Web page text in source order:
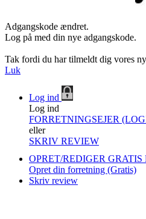
Adgangskode ændret.
Log på med din nye adgangskode.
Tak fordi du har tilmeldt dig vores
Luk
Log ind
Log ind
FORRETNINGSEJER
eller
SKRIV REVIEW
OPRET/REDIGER
Opret din forretning (Gratis)
Skriv review